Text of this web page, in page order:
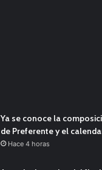
Ya se conoce la
de Preferente y el
Hace 4 horas